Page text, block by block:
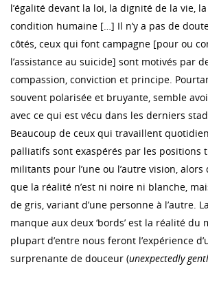
l’égalité devant la loi, la dignité de la vie,
condition humaine […] Il n’y a pas de
côtés, ceux qui font campagne [pour ou
l’assistance au suicide] sont motivés par
compassion, conviction et principe.
souvent polarisée et bruyante, semble
avec ce qui est vécu dans les derniers
Beaucoup de ceux qui travaillent
palliatifs sont exaspérés par les positions
militants pour l’une ou l’autre vision, alors
que la réalité n’est ni noire ni blanche,
de gris, variant d’une personne à l’autre.
manque aux deux ‘bords’ est la réalité
plupart d’entre nous feront l’expérience
surprenante de douceur (unexpectedly